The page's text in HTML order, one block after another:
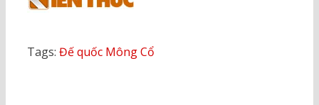
Tags: Đế quốc Mông Cổ